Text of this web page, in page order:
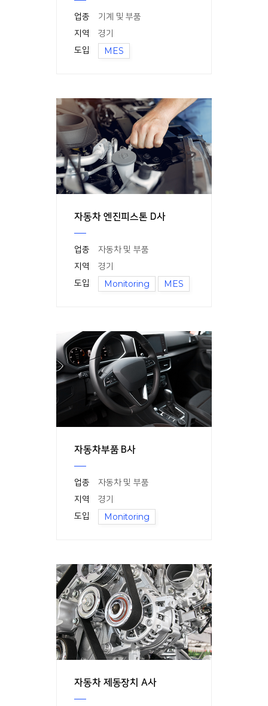
업종
기계 및 부품
지역
경기
도입
MES
자동차 엔진피스톤 D사
업종
자동차 및 부품
지역
경기
도입
Monitoring MES
자동차부품 B사
업종
자동차 및 부품
지역
경기
도입
Monitoring
자동차 제동장치 A사